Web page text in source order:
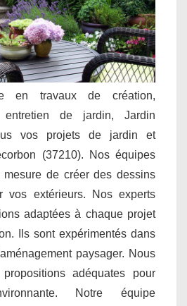
en travaux de création,
entretien de jardin, Jardin
vos projets de jardin et
(37210). Nos équipes
de créer des dessins
vos extérieurs. Nos experts
adaptées à chaque projet
Ils sont expérimentés dans
paysager. Nous
adéquates pour
Notre équipe